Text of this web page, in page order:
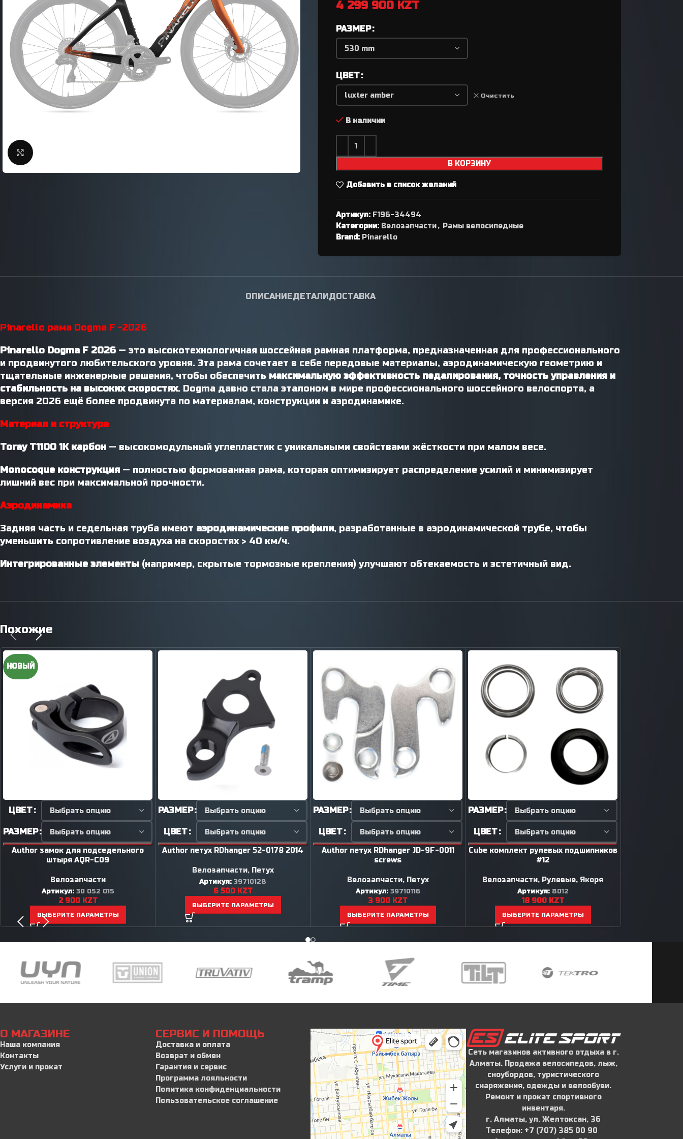
электрические
Велосипеды городские
Велосипеды складные
Велосипеды детские
Велосипеды женские
Велосипeды BMX
Беговелы
Шлема велосипедные
Замки для велосипеда
Сигналы для велосипеда
Велоподножки
Крылья для велосипеда
Кейсы для велосипедов
Защита тела
Вынос / Рулевая
Колеса / Обода / Спицы
Сёдла / Штыри
Педали
Шатуны / Каретки
Камеры / Покрышки
Цепи для велосипеда
Шатуны для велосипеда
Рули / Лежаки
Вынос
Оси
Рулевые / Якоря
Колеса в сборе
Лапки заднего
переключателя
Велосипедные колодки
Сёдла / Штыри / Зажимы
Ремкомплект для
4 299 900 KZT
РАЗМЕР
ЦВЕТ
Очистить
В наличии
В КОРЗИНУ
Добавить в список желаний
Артикул: F196-34494
Категории: Велозапчасти, Рамы велосипедные
Brand: Pinarello
ОПИСАНИЕДЕТАЛИДОСТАВКА
Pinarello рама Dogma F -2026
Pinarello Dogma F 2026 — это высокотехнологичная шоссейная рамная платформа, предназначенная для профессионального
и продвинутого любительского уровня. Эта рама сочетает в себе передовые материалы, аэродинамическую геометрию и
тщательные инженерные решения, чтобы обеспечить максимальную эффективность педалирования, точность управления и
стабильность на высоких скоростях. Dogma давно стала эталоном в мире профессионального шоссейного велоспорта, а
версия 2026 ещё более продвинута по материалам, конструкции и аэродинамике.
Материал и структура
Toray T1100 1K карбон — высокомодульный углепластик с уникальными свойствами жёсткости при малом весе.
Monocoque конструкция — полностью формованная рама, которая оптимизирует распределение усилий и минимизирует
лишний вес при максимальной прочности.
Аэродинамика
Задняя часть и седельная труба имеют аэродинамические профили, разработанные в аэродинамической трубе, чтобы
уменьшить сопротивление воздуха на скоростях > 40 км/ч.
Интегрированные элементы (например, скрытые тормозные крепления) улучшают обтекаемость и эстетичный вид.
Похожие
НОВЫЙ
ЦВЕТ
РАЗМЕР
Author замок для подседельного
штыря AQR-C09
Велозапчасти
Артикул: 30 052 015
2 900 KZT
ВЫБЕРИТЕ ПАРАМЕТРЫ
РАЗМЕР
ЦВЕТ
Author петух RDhanger 52-0178 2014
Велозапчасти, Петух
Артикул: 39710128
6 500 KZT
ВЫБЕРИТЕ ПАРАМЕТРЫ
РАЗМЕР
ЦВЕТ
Author петух RDhanger JD-9F-0011
screws
Велозапчасти, Петух
Артикул: 39710116
3 900 KZT
ВЫБЕРИТЕ ПАРАМЕТРЫ
РАЗМЕР
ЦВЕТ
Cube комплект рулевых подшипников
#12
Велозапчасти, Рулевые, Якоря
Артикул: 8012
18 900 KZT
ВЫБЕРИТЕ ПАРАМЕТРЫ
О МАГАЗИНЕ
Наша компания
Контакты
Услуги и прокат
СЕРВИС И ПОМОЩЬ
Доставка и оплата
Возврат и обмен
Гарантия и сервис
Программа лояльности
Политика конфиденциальности
Пользовательское соглашение
Сеть магазинов активного отдыха в г.
Алматы. Продажа велосипедов, лыж,
сноубордов, туристического
снаряжения, одежды и велообуви.
Ремонт и прокат спортивного
инвентаря.
г. Алматы, ул. Желтоксан, 36
Телефон: ‪+7 (707) 385 00 90‬